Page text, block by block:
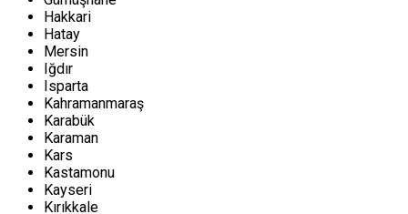
Hakkari
Hatay
Mersin
Iğdır
Isparta
Kahramanmaraş
Karabük
Karaman
Kars
Kastamonu
Kayseri
Kırıkkale